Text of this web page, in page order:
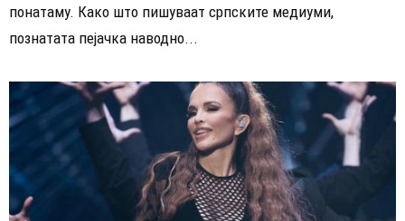
понатаму. Како што пишуваат српските медиуми,
познатата пејачка наводно...